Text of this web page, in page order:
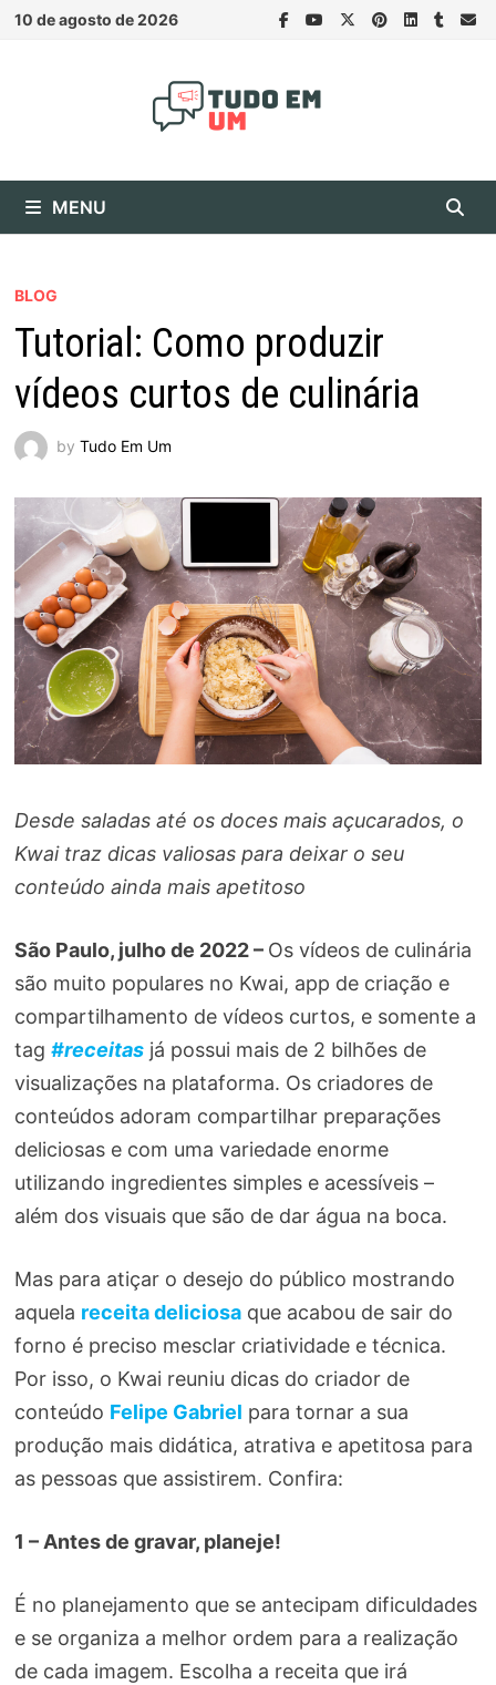
Skip
10 de agosto de 2026
MENU
BLOG
Tutorial: Como produzir
vídeos curtos de culinária
by Tudo Em Um
Desde saladas até os doces mais açucarados, o
Kwai traz dicas valiosas para deixar o seu
conteúdo ainda mais apetitoso
São Paulo, julho de 2022 – Os vídeos de culinária
são muito populares no Kwai, app de criação e
compartilhamento de vídeos curtos, e somente a
tag #receitasjá possui mais de 2 bilhões de
visualizações na plataforma. Os criadores de
conteúdos adoram compartilhar preparações
deliciosas e com uma variedade enorme
utilizando ingredientes simples e acessíveis –
além dos visuais que são de dar água na boca.
Mas para atiçar o desejo do público mostrando
aquela receita deliciosaque acabou de sair do
forno é preciso mesclar criatividade e técnica.
Por isso, o Kwai reuniu dicas do criador de
conteúdo Felipe Gabriel para tornar a sua
produção mais didática, atrativa e apetitosa para
as pessoas que assistirem. Confira:
1 – Antes de gravar, planeje!
É no planejamento que se antecipam dificuldades
e se organiza a melhor ordem para a realização
de cada imagem. Escolha a receita que irá